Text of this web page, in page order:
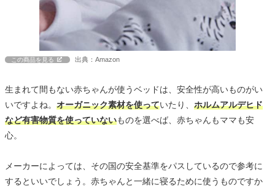
この商品を見る 出典：Amazon
生まれて間もない赤ちゃんが使うベッドは、安全性が高いものがい
いですよね。 オーガニック素材を使っていたり、 ホルムアルデヒド
など有害物質を使っていないものを選べば、赤ちゃんもママも安
心。
メーカーによっては、その国の安全基準をパスしているので参考に
するといいでしょう。赤ちゃんと一緒に寝るために使うものですか